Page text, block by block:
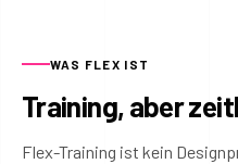
WAS FLEX IST
Training, aber
Flex-Training ist kein